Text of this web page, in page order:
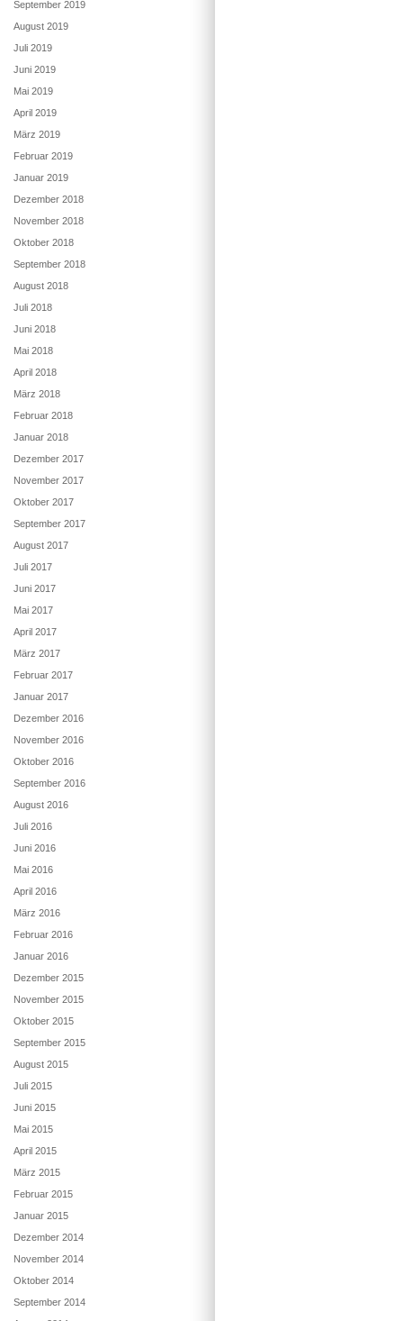
September 2019
August 2019
Juli 2019
Juni 2019
Mai 2019
April 2019
März 2019
Februar 2019
Januar 2019
Dezember 2018
November 2018
Oktober 2018
September 2018
August 2018
Juli 2018
Juni 2018
Mai 2018
April 2018
März 2018
Februar 2018
Januar 2018
Dezember 2017
November 2017
Oktober 2017
September 2017
August 2017
Juli 2017
Juni 2017
Mai 2017
April 2017
März 2017
Februar 2017
Januar 2017
Dezember 2016
November 2016
Oktober 2016
September 2016
August 2016
Juli 2016
Juni 2016
Mai 2016
April 2016
März 2016
Februar 2016
Januar 2016
Dezember 2015
November 2015
Oktober 2015
September 2015
August 2015
Juli 2015
Juni 2015
Mai 2015
April 2015
März 2015
Februar 2015
Januar 2015
Dezember 2014
November 2014
Oktober 2014
September 2014